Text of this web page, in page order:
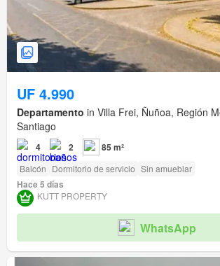
UF 4.990
Departamento in Villa Frei, Ñuñoa, Región
Santiago
4 2 85 m²
Balcón Dormitorio de servicio Sin amueblar
Hace 5 días
KUTT PROPERTY
WhatsApp